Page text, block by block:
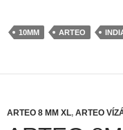
10MM ARTEO
ARTEO 8 MM XL, ARTEO